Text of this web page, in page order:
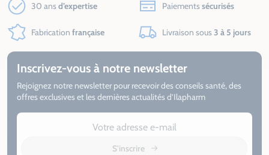
30 ansd’expertise Paiementssécurisés
Fabrication française Livraison sous3 à 5 jours
Inscrivez-vous à notre newsletter
Rejoignez notre newsletter pour recevoir des conseils santé, des
offres exclusives et les dernières actualités d’Ilapharm
S'inscrire